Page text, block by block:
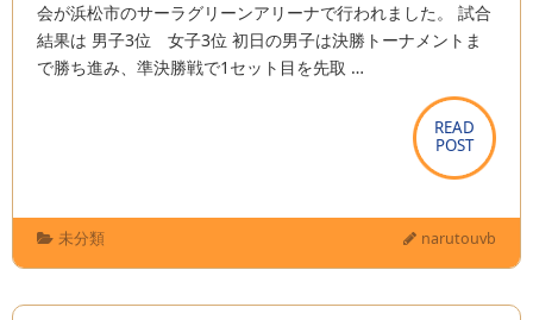
会が浜松市のサーラグリーンアリーナで行われました。 試合
結果は 男子3位 女子3位 初日の男子は決勝トーナメントま
で勝ち進み、準決勝戦で1セット目を先取 …
READ
POST
READ
POST
未分類 narutouvb